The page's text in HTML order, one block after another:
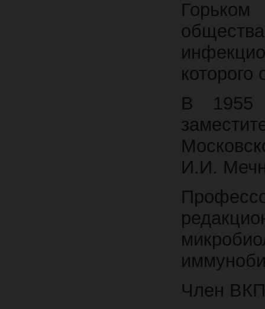
которого
В 1955
И.И.
Член ВКП